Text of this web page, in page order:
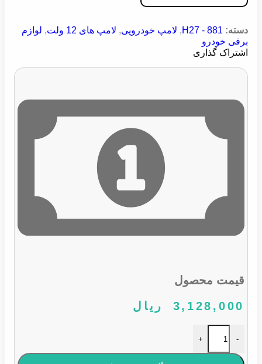
دسته: H27 - 881
, لامپ خودرویی, لامپ های 12 ولت , لوازم
برقی خودرو
اشتراک گذاری
قیمت محصول
3,128,000
ریال
-
+